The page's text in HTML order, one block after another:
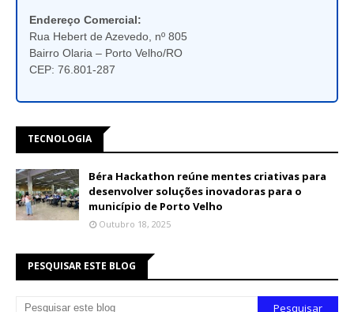
Endereço Comercial:
Rua Hebert de Azevedo, nº 805
Bairro Olaria – Porto Velho/RO
CEP: 76.801-287
TECNOLOGIA
Béra Hackathon reúne mentes criativas para
desenvolver soluções inovadoras para o
município de Porto Velho
Outubro 18, 2025
PESQUISAR ESTE BLOG